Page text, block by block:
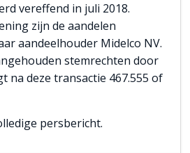
vereffend in juli 2018.
zijn de aandelen
aandeelhouder Midelco NV.
stemrechten door
na deze transactie 467.555 of
persbericht.